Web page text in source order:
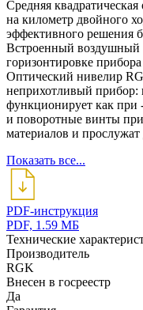
Средняя
на километр двойного
эффективного решения
Встроенный воздушный
горизонтировке прибора
Оптический нивелир
неприхотливый прибор:
функционирует как при
и поворотные винты
материалов и прослужат
Показать все...
PDF-инструкция
PDF, 1.59 МБ
Технические
Производитель
RGK
Внесен в госреестр
Да